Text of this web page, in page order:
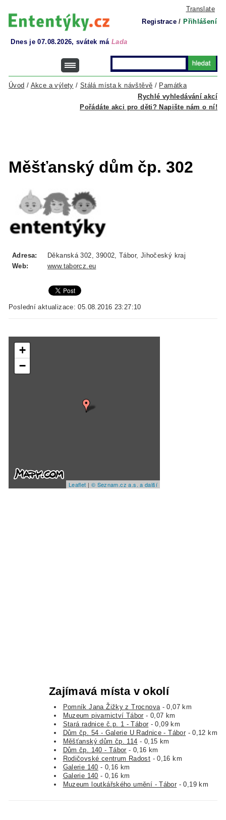
Translate
Registrace / Přihlášení
Dnes je 07.08.2026, svátek má Lada
Rychlé vyhledávání akcí
Úvod / Akce a výlety / Stálá místa k návštěvě / Památka
Pořádáte akci pro děti? Napište nám o ní!
Měšťanský dům čp. 302
Adresa:
Děkanská 302, 39002, Tábor, Jihočeský kraj
Web:
www.taborcz.eu
Poslední aktualizace: 05.08.2016 23:27:10
+
−
Leaflet | © Seznam.cz a.s. a další
Zajímavá místa v okolí
Pomník Jana Žižky z Trocnova - 0,07 km
Muzeum pivarnictví Tábor - 0,07 km
Stará radnice č.p. 1 - Tábor - 0,09 km
Dům čp. 54 - Galerie U Radnice - Tábor - 0,12 km
Měšťanský dům čp. 114 - 0,15 km
Dům čp. 140 - Tábor - 0,16 km
Rodičovské centrum Radost - 0,16 km
Galerie 140 - 0,16 km
Galerie 140 - 0,16 km
Muzeum loutkářského umění - Tábor - 0,19 km